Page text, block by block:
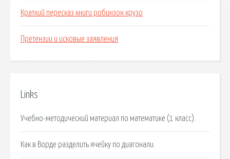
Краткий пересказ книги робинзон крузо
Претензии и исковые заявления
Links
Учебно-методический материал по математике (1 класс).
Как в Ворде разделить ячейку по диагонали.